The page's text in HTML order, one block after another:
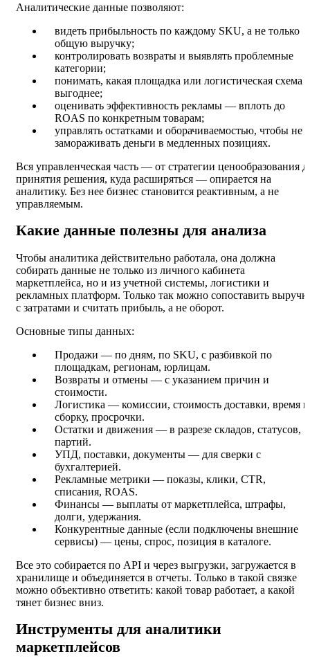
Аналитические данные позволяют:
видеть прибыльность по каждому SKU, а не только
общую выручку;
контролировать возвраты и выявлять проблемные
категории;
понимать, какая площадка или логистическая схема
выгоднее;
оценивать эффективность рекламы — вплоть до
ROAS по конкретным товарам;
управлять остатками и оборачиваемостью, чтобы не
замораживать деньги в медленных позициях.
Вся управленческая часть — от стратегии ценообразования
принятия решения, куда расширяться — опирается на
аналитику. Без нее бизнес становится реактивным, а не
управляемым.
Какие данные полезны для анализа
Чтобы аналитика действительно работала, она должна
собирать данные не только из личного кабинета
маркетплейса, но и из учетной системы, логистики и
рекламных платформ. Только так можно сопоставить
с затратами и считать прибыль, а не оборот.
Основные типы данных:
Продажи — по дням, по SKU, с разбивкой по
площадкам, регионам, юрлицам.
Возвраты и отмены — с указанием причин и
стоимости.
Логистика — комиссии, стоимость доставки, время
сборку, просрочки.
Остатки и движения — в разрезе складов, статусов,
партий.
УПД, поставки, документы — для сверки с
бухгалтерией.
Рекламные метрики — показы, клики, CTR,
списания, ROAS.
Финансы — выплаты от маркетплейса, штрафы,
долги, удержания.
Конкурентные данные (если подключены внешние
сервисы) — цены, спрос, позиция в каталоге.
Все это собирается по API и через выгрузки, загружается в
хранилище и объединяется в отчеты. Только в такой связке
можно объективно ответить: какой товар работает, а какой
тянет бизнес вниз.
Инструменты для аналитики
маркетплейсов